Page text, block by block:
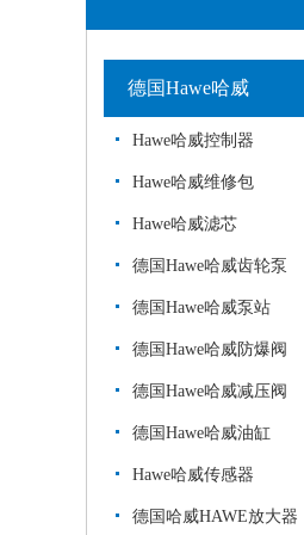
德国Hawe哈威
Hawe哈威控制器
Hawe哈威维修包
Hawe哈威滤芯
德国Hawe哈威齿轮泵
德国Hawe哈威泵站
德国Hawe哈威防爆阀
德国Hawe哈威减压阀
德国Hawe哈威油缸
Hawe哈威传感器
德国哈威HAWE放大器